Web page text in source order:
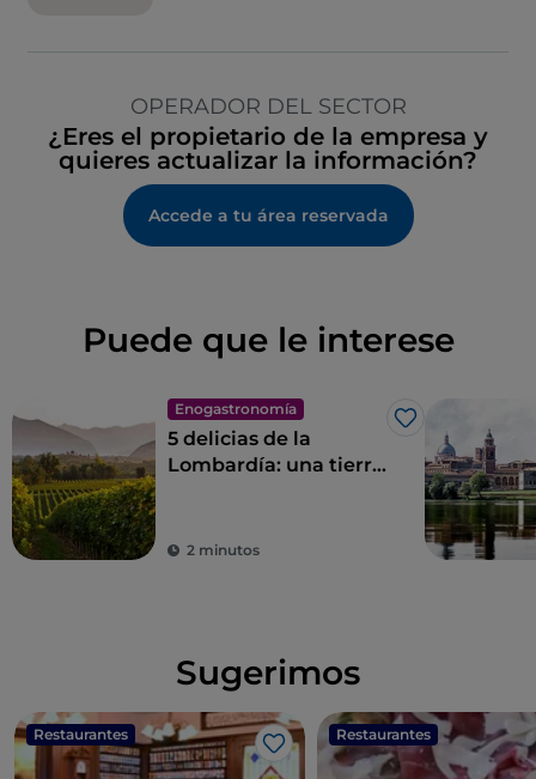
OPERADOR DEL SECTOR
¿Eres el propietario de la empresa y
quieres actualizar la información?
Accede a tu área reservada
Puede que le interese
Enogastronomía
Me gusta
5 delicias de la
Lombardía: una tierra
2 minutos
Sugerimos
Restaurantes
Me gusta
Restaurantes